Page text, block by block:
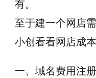
有。
至于建一个网店
小创看看网店成
一、域名费用注